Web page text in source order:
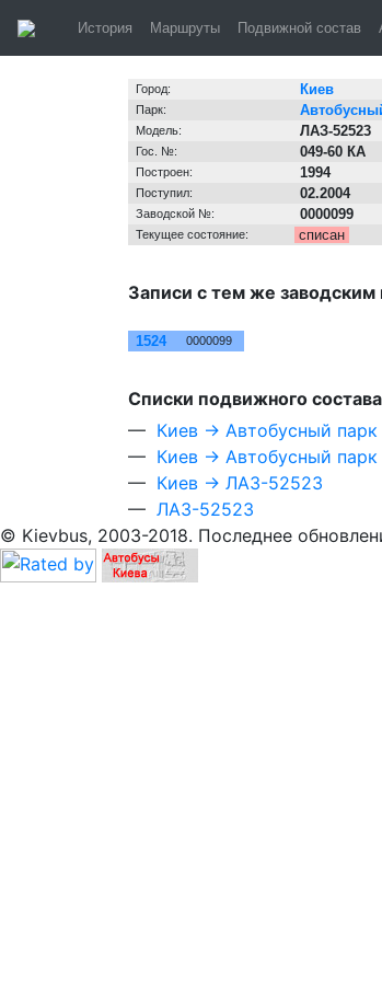
История Маршруты Подвижной состав
Киев,
Город:
Киев
Парк:
Модель: ЛАЗ-52523
Гос. №: 049-60 КА
Построен: 1994
Поступил: 02.2004
Заводской №: 0000099
Текущее состояние: списан
Записи с тем же
1524 0000099
Cписки подвижного
— Киев → Автобусный
— Киев → Автобусный
— Киев → ЛАЗ-52523
— ЛАЗ-52523
© Kievbus, 2003-2018. Последнее